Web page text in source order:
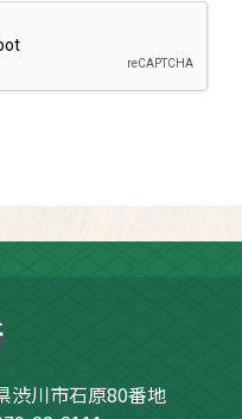
渋川市石原80番地